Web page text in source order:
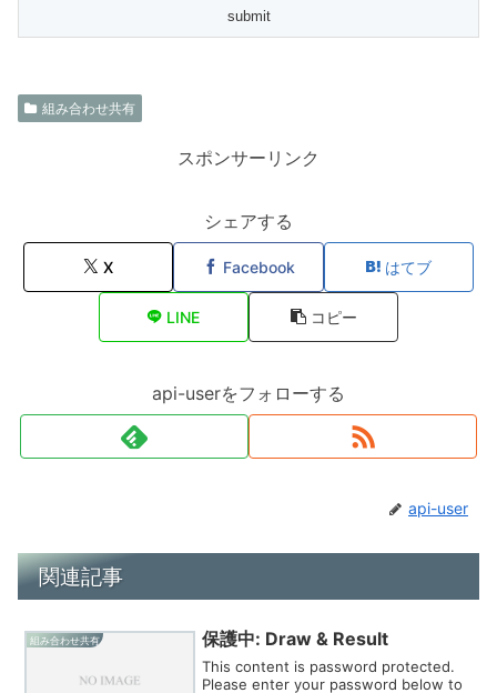
組み合わせ共有
スポンサーリンク
シェアする
X Facebook はてブ
LINE コピー
api-userをフォローする
api-user
関連記事
組み合わせ共有 保護中: Draw & Result
This content is password protected.
Please enter your password below to